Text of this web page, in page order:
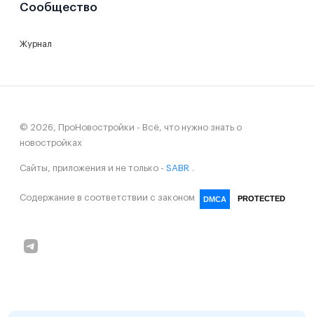
Сообщество
Журнал
© 2026, ПроНовостройки - Всё, что нужно знать о
новостройках
Сайты, приложения и не только - SABR
Содержание в соответствии с законом DMCA PROTECTED